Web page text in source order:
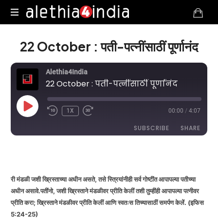
Alethia4India
22 October : पती-पत्नींसाठीं पूर्णानंद
Alethia4India
22 October : पती-पत्नींसाठीं पूर्णानंद
PLAY
EPISODE 1X 00:00 / 4:07
SUBSCRIBE SHARE
LINK
री मंडळी जशी ख्रिस्ताच्या अधीन असते, तसे स्त्रियांनीही सर्व गोष्टींत आपापल्या पतीच्या
अधीन असावे.पतींनो, जशी ख्रिस्ताने मंडळीवर प्रीति केलीं तशी तुम्हींही आपापल्या पत्नीवर
प्रीति करा; ख्रिस्ताने मंडळीवर प्रीति केलीं आणि स्वतःस तिच्यासाठीं समर्पण केलें. (इफिस
5:24-25)